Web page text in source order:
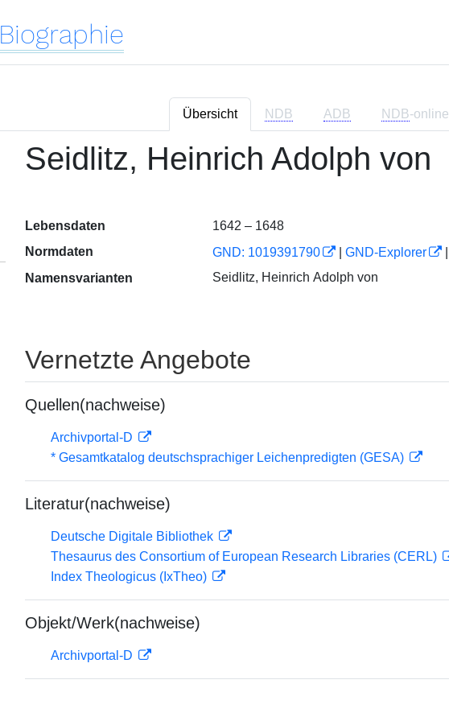
Biographie
Übersicht NDB ADB NDB-online
Seidlitz, Heinrich Adolph von
Lebensdaten
1642 – 1648
Normdaten
GND: 1019391790 GND-Explorer
Namensvarianten
Seidlitz, Heinrich Adolph von
Vernetzte Angebote
Quellen(nachweise)
Archivportal-D
* Gesamtkatalog deutschsprachiger Leichenpredigten (GESA)
Literatur(nachweise)
Deutsche Digitale Bibliothek
Thesaurus des Consortium of European Research Libraries (CERL)
Index Theologicus (IxTheo)
Objekt/Werk(nachweise)
Archivportal-D